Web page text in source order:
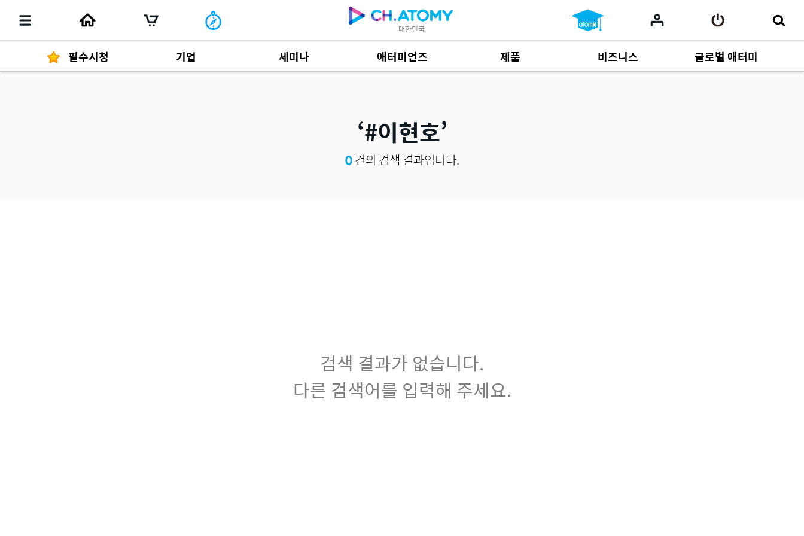
대한민국
필수시청 기업 세미나 애터미언즈 제품
제품 자료684
비즈니스
사업 자료164
글로벌 애터미
#이현호
0건의 검색 결과입니다.
검색 결과가 없습니다.
다른 검색어를 입력해 주세요.